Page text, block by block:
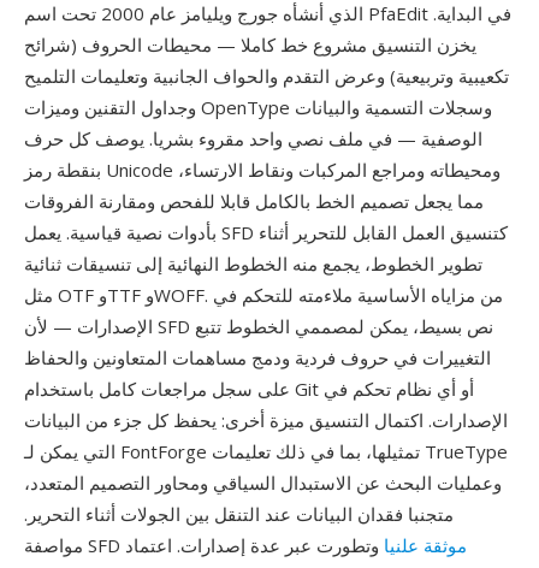
الذي أنشأه جورج ويليامز عام 2000 تحت اسم PfaEdit في البداية.
يخزن التنسيق مشروع خط كاملا — محيطات الحروف (شرائح
تكعيبية وتربيعية) وعرض التقدم والحواف الجانبية وتعليمات التلميح
وجداول التقنين وميزات OpenType وسجلات التسمية والبيانات
الوصفية — في ملف نصي واحد مقروء بشريا. يوصف كل حرف
بنقطة رمز Unicode ومحيطاته ومراجع المركبات ونقاط الارتساء،
مما يجعل تصميم الخط بالكامل قابلا للفحص ومقارنة الفروقات
بأدوات نصية قياسية. يعمل SFD كتنسيق العمل القابل للتحرير أثناء
تطوير الخطوط، يجمع منه الخطوط النهائية إلى تنسيقات ثنائية
مثل OTF وTTF وWOFF. من مزاياه الأساسية ملاءمته للتحكم في
الإصدارات — لأن SFD نص بسيط، يمكن لمصممي الخطوط تتبع
التغييرات في حروف فردية ودمج مساهمات المتعاونين والحفاظ
على سجل مراجعات كامل باستخدام Git أو أي نظام تحكم في
الإصدارات. اكتمال التنسيق ميزة أخرى: يحفظ كل جزء من البيانات
التي يمكن لـ FontForge تمثيلها، بما في ذلك تعليمات TrueType
وعمليات البحث عن الاستبدال السياقي ومحاور التصميم المتعدد،
متجنبا فقدان البيانات عند التنقل بين الجولات أثناء التحرير.
مواصفة SFD
موثقة علنيا وتطورت عبر عدة إصدارات. اعتماد